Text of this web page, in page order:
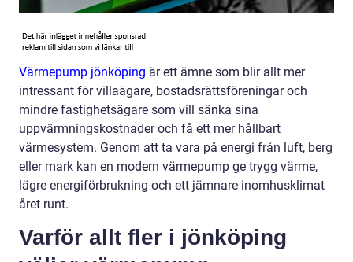
Värmepump jönköping är ett ämne som blir allt mer
intressant för villaägare, bostadsrättsföreningar och
mindre fastighetsägare som vill sänka sina
uppvärmningskostnader och få ett mer hållbart
värmesystem. Genom att ta vara på energi från luft, berg
eller mark kan en modern värmepump ge trygg värme,
lägre energiförbrukning och ett jämnare inomhusklimat
året runt.
Varför allt fler i jönköping